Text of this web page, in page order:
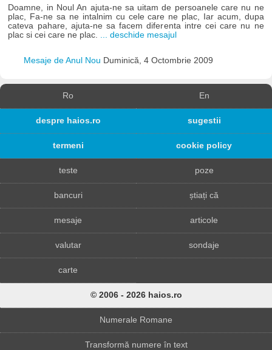
Doamne, in Noul An ajuta-ne sa uitam de persoanele care nu ne
plac, Fa-ne sa ne intalnim cu cele care ne plac, Iar acum, dupa
cateva pahare, ajuta-ne sa facem diferenta intre cei care nu ne
plac si cei care ne plac.
... deschide mesajul
Mesaje de Anul Nou Duminică, 4 Octombrie 2009
Ro En
despre haios.ro sugestii
termeni cookie policy
teste poze
bancuri știați că
mesaje articole
valutar sondaje
carte
© 2006 - 2026 haios.ro
Numerale Romane
Transformă numere în text